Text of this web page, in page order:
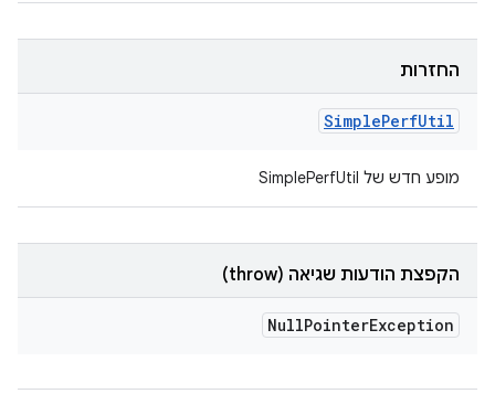
החזרות
SimplePerfUtil
מופע חדש של SimplePerfUtil
הקפצת הודעות שגיאה (throw)
NullPointerException